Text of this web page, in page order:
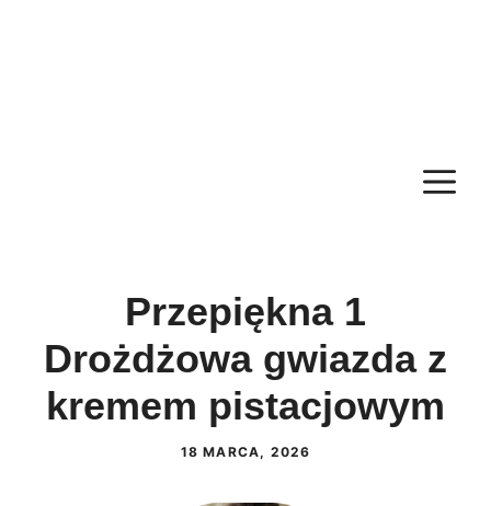
Przepiękna 1
Drożdżowa gwiazda z
kremem pistacjowym
18 MARCA, 2026